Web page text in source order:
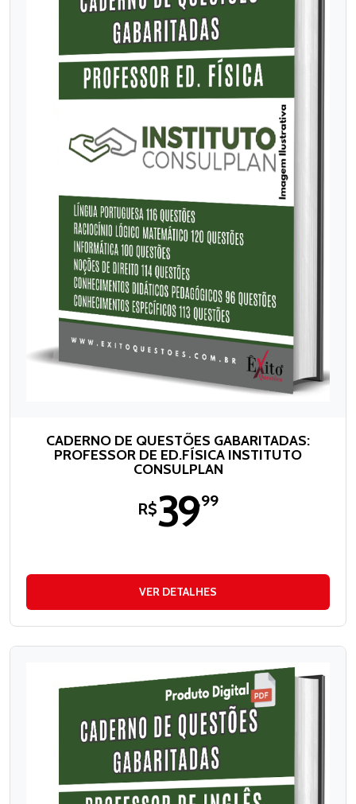
CADERNO DE QUESTÕES GABARITADAS:
PROFESSOR DE ED.FÍSICA INSTITUTO
CONSULPLAN
R$39,99
VER DETALHES